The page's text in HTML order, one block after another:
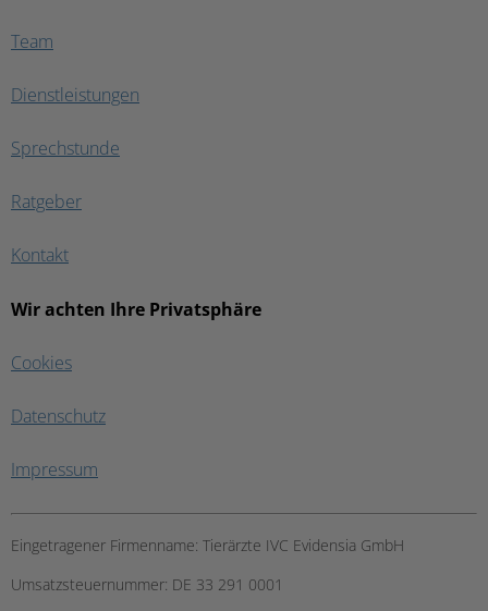
Team
Dienstleistungen
Sprechstunde
Ratgeber
Kontakt
Wir achten Ihre Privatsphäre
Cookies
Datenschutz
Impressum
Eingetragener Firmenname: Tierärzte IVC Evidensia GmbH
Umsatzsteuernummer: DE 33 291 0001